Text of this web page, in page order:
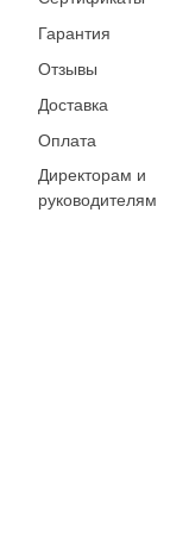
Гарантия
Отзывы
Доставка
Оплата
Директорам и
руководителям